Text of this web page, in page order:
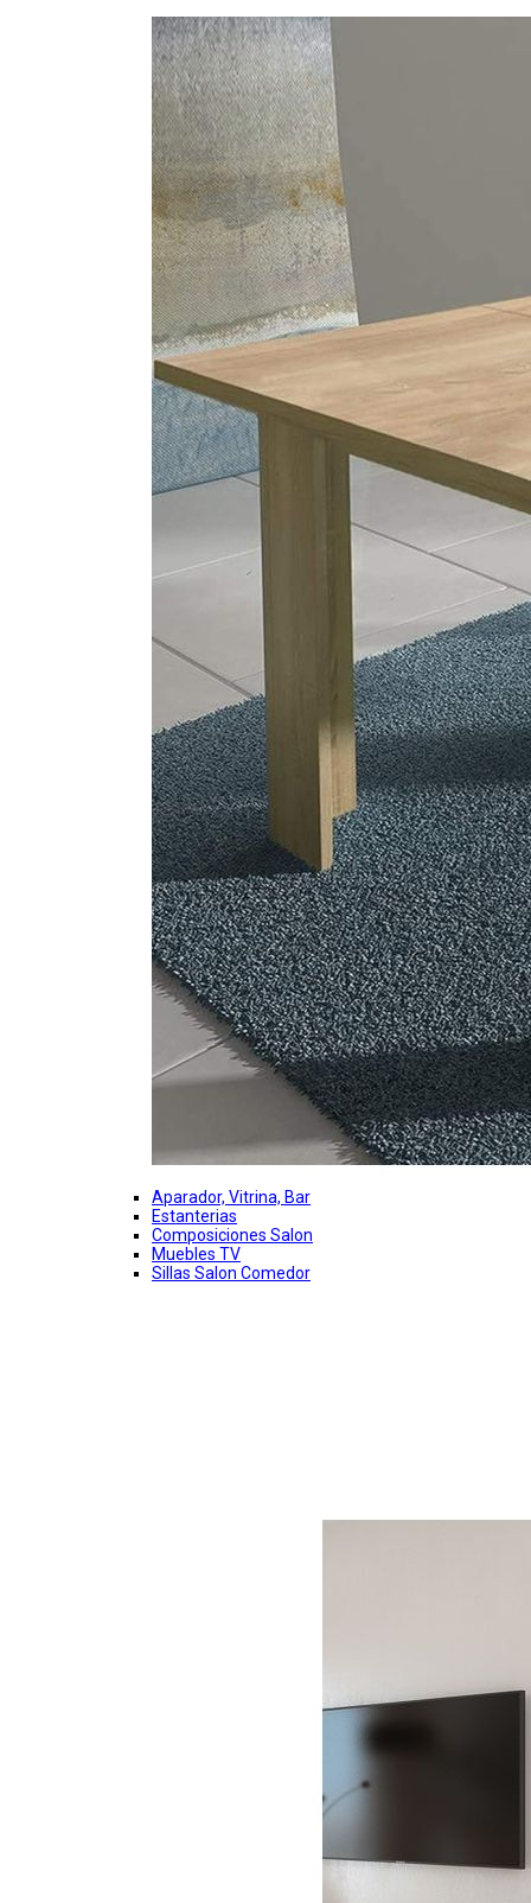
Aparador, Vitrina, Bar
Estanterias
Composiciones Salon
Muebles TV
Sillas Salon Comedor